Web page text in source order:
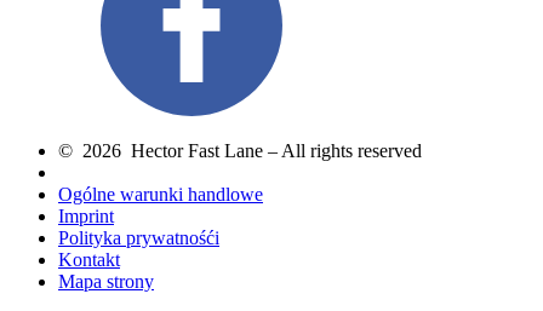
© 2026 Hector Fast Lane – All rights reserved
Ogólne warunki handlowe
Imprint
Polityka prywatnośći
Kontakt
Mapa strony